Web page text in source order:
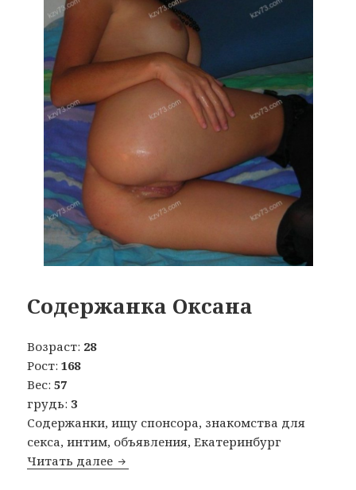
Содержанка Оксана
Возраст: 28
Рост:168
Вес:57
грудь: 3
Содержанки, ищу спонсора, знакомства для
секса, интим, объявления, Екатеринбург
Читать далее Содержанка Оксана